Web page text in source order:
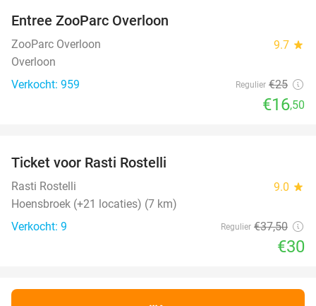
Entree ZooParc Overloon
ZooParc Overloon 9.7 star
Overloon
Verkocht: 959
Regulier €25
€16,50
TODAY
Ticket voor Rasti Rostelli
Rasti Rostelli 9.0 star
Hoensbroek (+21 locaties) (7 km)
Verkocht: 9
Regulier €37,50
€30